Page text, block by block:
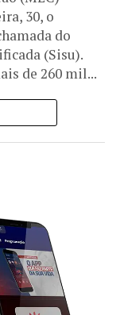
30, o
do
(Sisu).
de 260 mil...